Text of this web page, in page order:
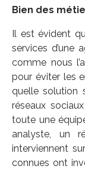
Bien des
Il est évident
services d’une
comme nous
pour éviter les
quelle solution
réseaux
toute une
analyste, un
interviennent
connues ont